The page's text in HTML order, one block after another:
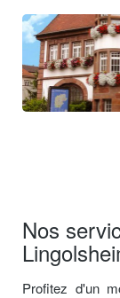
Nos
Profitez d'un